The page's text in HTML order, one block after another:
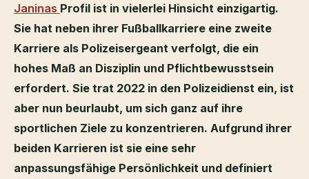
Janinas Profil ist in vielerlei Hinsicht einzigartig.
Sie hat neben ihrer Fußballkarriere eine zweite
Karriere als Polizeisergeant verfolgt, die ein
hohes Maß an Disziplin und Pflichtbewusstsein
erfordert. Sie trat 2022 in den Polizeidienst ein, ist
aber nun beurlaubt, um sich ganz auf ihre
sportlichen Ziele zu konzentrieren. Aufgrund ihrer
beiden Karrieren ist sie eine sehr
anpassungsfähige Persönlichkeit und definiert